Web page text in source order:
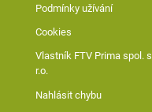
Podmínky užívání
Cookies
Vlastník FTV Prima spol. s
r.o.
Nahlásit chybu